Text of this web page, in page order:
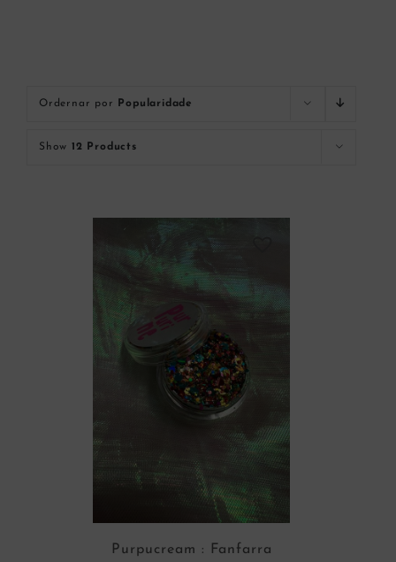
Ordernar por Popularidade
Show 12 Products
Purpucream : Fanfarra